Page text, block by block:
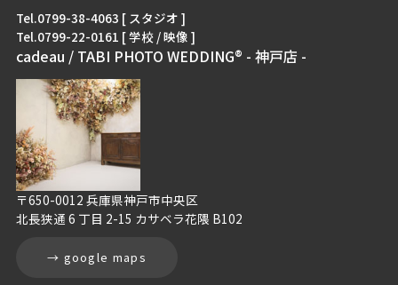
Tel.0799-38-4063 [ スタジオ ]
Tel.0799-22-0161 [ 学校 / 映像 ]
cadeau / TABI PHOTO WEDDING® - 神戸店 -
〒650-0012 兵庫県神戸市中央区
北長狭通 6 丁目 2-15 カサベラ花隈 B102
→ google maps